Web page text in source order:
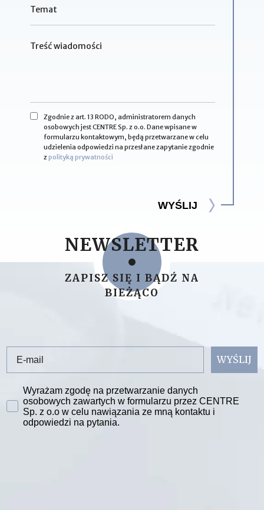
Zgodnie z art. 13 RODO, administratorem danych
osobowych jest CENTRE Sp. z o.o. Dane wpisane w
formularzu kontaktowym, będą przetwarzane w celu
udzielenia odpowiedzi na przesłane zapytanie zgodnie
zpolityką prywatności
WYŚLIJ
NEWSLETTER
ZAPISZ SIĘ I BĄDŹ NA
BIEŻĄCO
WYŚLIJ
Zgoda na przetwarzanie danych
Wyrażam zgodę na przetwarzanie danych
osobowych zawartych w formularzu przez CENTRE
Sp. z o.o w celu nawiązania ze mną kontaktu i
odpowiedzi na pytania.